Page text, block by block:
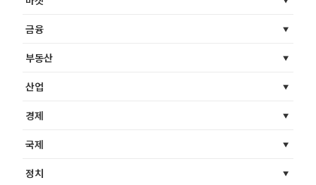
금융
부동산
산업
경제
국제
정치